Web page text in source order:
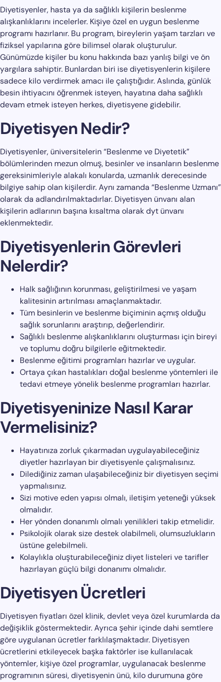
Diyetisyenler, hasta ya da sağlıklı kişilerin beslenme
alışkanlıklarını incelerler. Kişiye özel en uygun beslenme
programı hazırlanır. Bu program, bireylerin yaşam tarzları ve
fiziksel yapılarına göre bilimsel olarak oluşturulur.
Günümüzde kişiler bu konu hakkında bazı yanlış bilgi ve ön
yargılara sahiptir. Bunlardan biri ise diyetisyenlerin kişilere
sadece kilo verdirmek amacı ile çalıştığıdır. Aslında, günlük
besin ihtiyacını öğrenmek isteyen, hayatına daha sağlıklı
devam etmek isteyen herkes, diyetisyene gidebilir.
Diyetisyen Nedir?
Diyetisyenler, üniversitelerin “Beslenme ve Diyetetik”
bölümlerinden mezun olmuş, besinler ve insanların beslenme
gereksinimleriyle alakalı konularda, uzmanlık derecesinde
bilgiye sahip olan kişilerdir. Aynı zamanda “Beslenme Uzmanı”
olarak da adlandırılmaktadırlar. Diyetisyen ünvanı alan
kişilerin adlarının başına kısaltma olarak dyt ünvanı
eklenmektedir.
Diyetisyenlerin Görevleri
Nelerdir?
Halk sağlığının korunması, geliştirilmesi ve yaşam
kalitesinin artırılması amaçlanmaktadır.
Tüm besinlerin ve beslenme biçiminin açmış olduğu
sağlık sorunlarını araştırıp, değerlendirir.
Sağlıklı beslenme alışkanlıklarını oluşturması için bireyi
ve toplumu doğru bilgilerle eğitmektedir.
Beslenme eğitimi programları hazırlar ve uygular.
Ortaya çıkan hastalıkları doğal beslenme yöntemleri ile
tedavi etmeye yönelik beslenme programları hazırlar.
Diyetisyeninize Nasıl Karar
Vermelisiniz?
Hayatınıza zorluk çıkarmadan uygulayabileceğiniz
diyetler hazırlayan bir diyetisyenle çalışmalısınız.
Dilediğiniz zaman ulaşabileceğiniz bir diyetisyen seçimi
yapmalısınız.
Sizi motive eden yapısı olmalı, iletişim yeteneği yüksek
olmalıdır.
Her yönden donanımlı olmalı yenilikleri takip etmelidir.
Psikolojik olarak size destek olabilmeli, olumsuzlukların
üstüne gelebilmeli.
Kolaylıkla oluşturabileceğiniz diyet listeleri ve tarifler
hazırlayan güçlü bilgi donanımı olmalıdır.
Diyetisyen Ücretleri
Diyetisyen fiyatları özel klinik, devlet veya özel kurumlarda da
değişiklik göstermektedir. Ayrıca şehir içinde dahi semtlere
göre uygulanan ücretler farklılaşmaktadır. Diyetisyen
ücretlerini etkileyecek başka faktörler ise kullanılacak
yöntemler, kişiye özel programlar, uygulanacak beslenme
programının süresi, diyetisyenin ünü, kilo durumuna göre